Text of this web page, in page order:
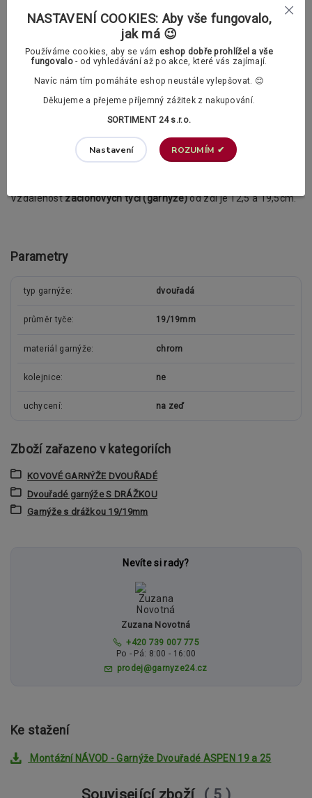
Do délky garnýže 240 cm dvědvojité konzoly(držáky), u
větších délek již konzoly tři,
Příslušenství k upevnění garnýže (šrouby a hmoždinky)
Žabky a PVC háčky dle vašeho výběru :
PVC žabka (bezbarvá)
PVC háček (bezbarvý)
Vzdálenostzáclonových tyčí (garnýže)od zdi je 12,5 a 19,5cm.
Parametry
typ garnýže dvouřadá
průměr tyče 19/19mm
materiál garnýže chrom
kolejnice ne
uchycení na zeď
Zboží zařazeno v kategoriích
KOVOVÉ GARNÝŽE DVOUŘADÉ
Dvouřadé garnýže S DRÁŽKOU
Garnýže s drážkou 19/19mm
Nevíte si rady?
Zuzana Novotná
+420 739 007 775
Po - Pá: 8:00 - 16:00
prodej@garnyze24.cz
Ke stažení
Montážní NÁVOD - Garnýže Dvouřadé ASPEN 19 a 25
Související zboží 5
NASTAVENÍ COOKIES: Aby vše fungovalo,
jak má 😉
Používáme cookies, aby se vám eshop dobře prohlížel a vše
fungovalo- od vyhledávání až po akce, které vás zajímají.
Navíc nám tím pomáháte eshop neustále vylepšovat. 😊
Děkujeme a přejeme příjemný zážitek z nakupování.
SORTIMENT 24 s.r.o.
Nastavení ROZUMÍM ✔